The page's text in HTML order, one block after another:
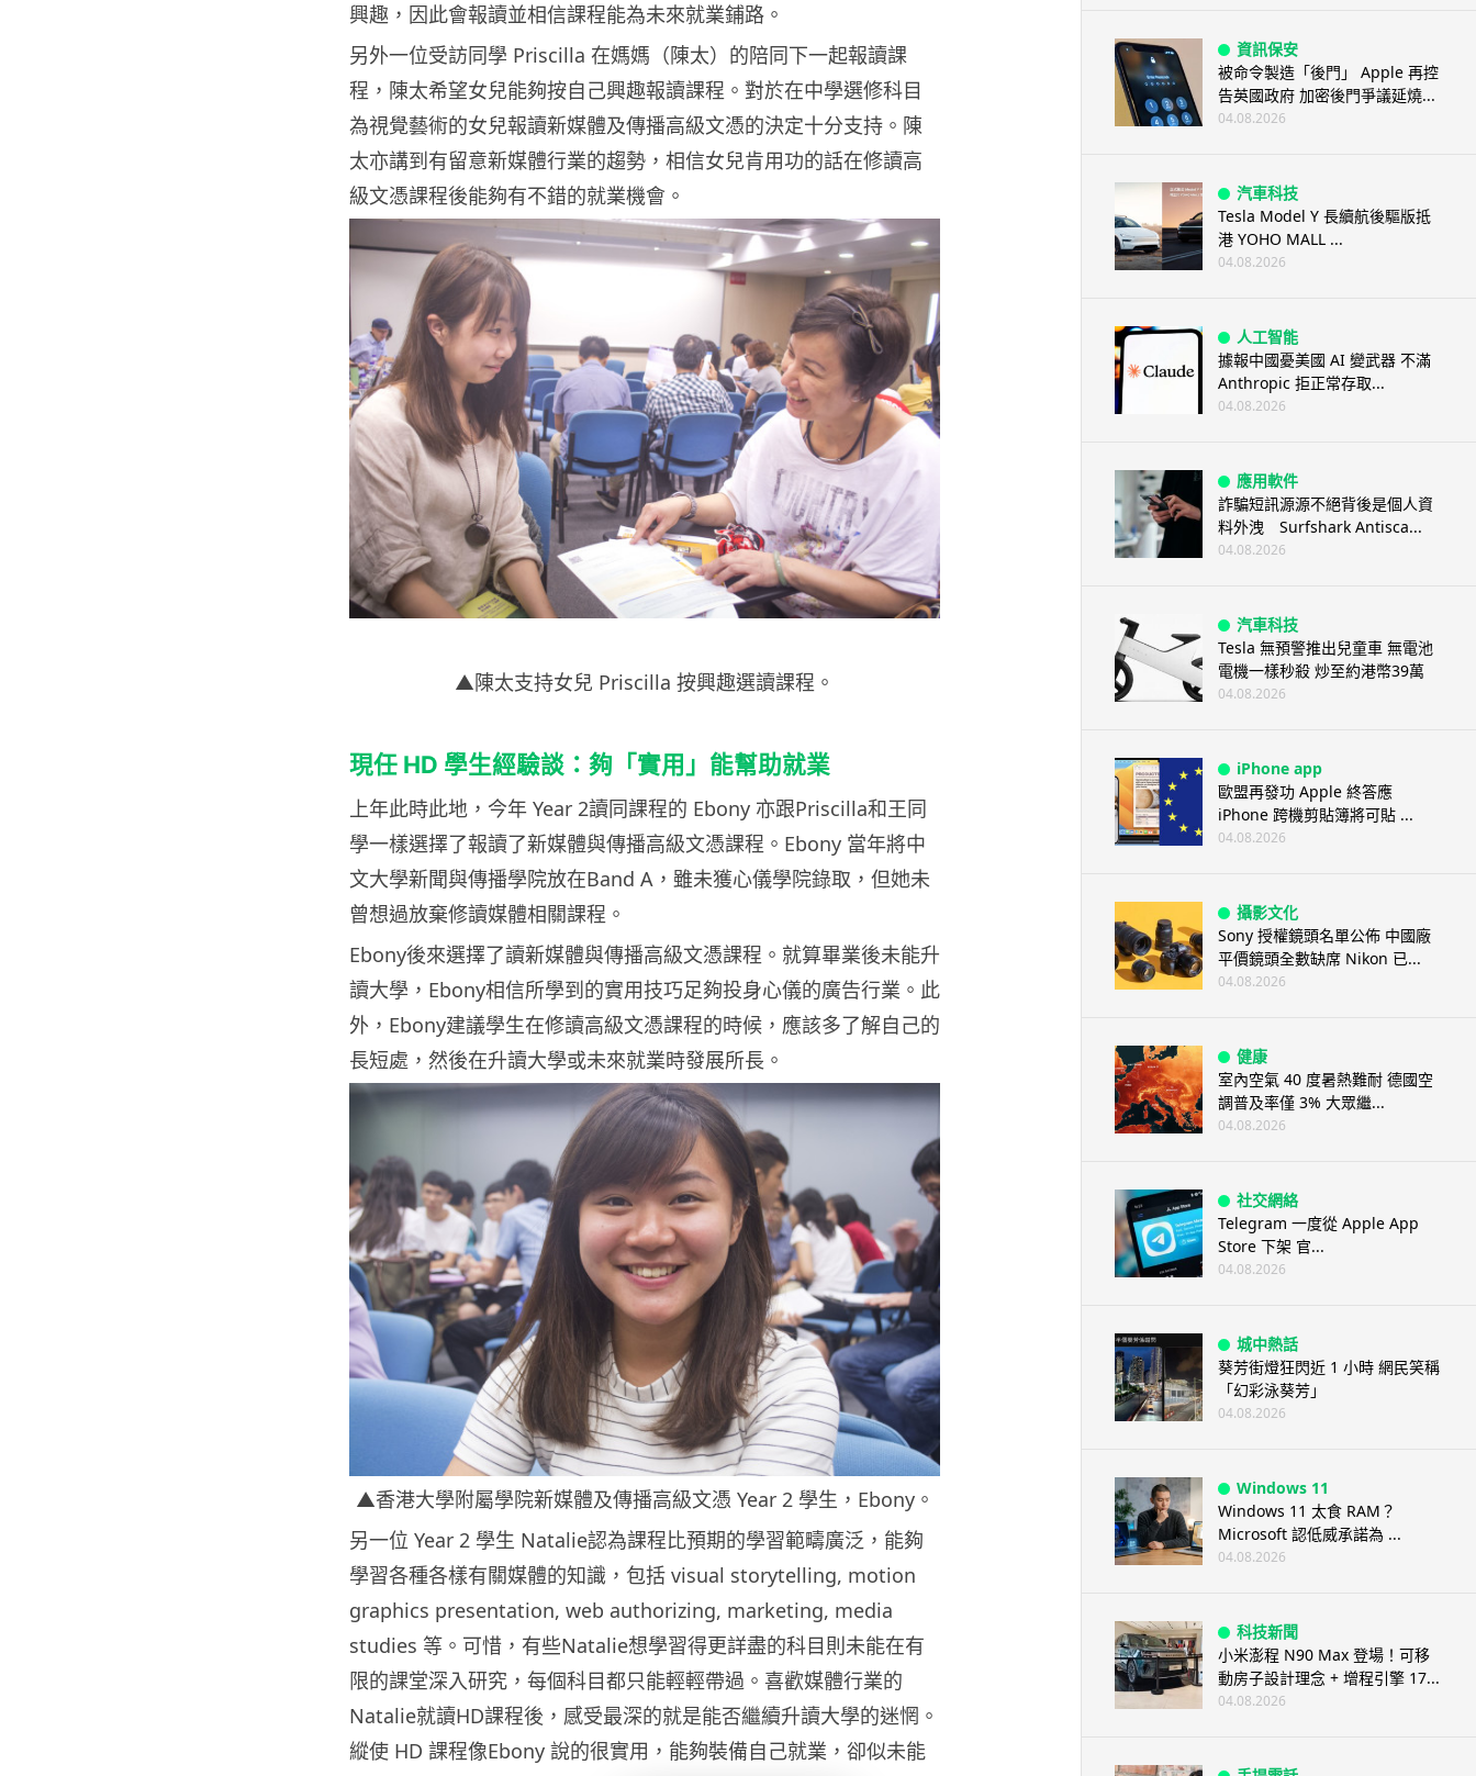
興趣，因此會報讀並相信課程能為未來就業鋪路。
另外一位受訪同學 Priscilla 在媽媽（陳太）的陪同下一起報讀課
程，陳太希望女兒能夠按自己興趣報讀課程。對於在中學選修科目
為視覺藝術的女兒報讀新媒體及傳播高級文憑的決定十分支持。陳
太亦講到有留意新媒體行業的趨勢，相信女兒肯用功的話在修讀高
級文憑課程後能夠有不錯的就業機會。
▲陳太支持女兒 Priscilla 按興趣選讀課程。
現任 HD 學生經驗談：夠「實用」能幫助就業
上年此時此地，今年 Year 2讀同課程的 Ebony 亦跟Priscilla和王同
學一樣選擇了報讀了新媒體與傳播高級文憑課程。Ebony 當年將中
文大學新聞與傳播學院放在Band A，雖未獲心儀學院錄取，但她未
曾想過放棄修讀媒體相關課程。
Ebony後來選擇了讀新媒體與傳播高級文憑課程。就算畢業後未能升
讀大學，Ebony相信所學到的實用技巧足夠投身心儀的廣告行業。此
外，Ebony建議學生在修讀高級文憑課程的時候，應該多了解自己的
長短處，然後在升讀大學或未來就業時發展所長。
▲香港大學附屬學院新媒體及傳播高級文憑 Year 2 學生，Ebony。
另一位 Year 2 學生 Natalie認為課程比預期的學習範疇廣泛，能夠
學習各種各樣有關媒體的知識，包括 visual storytelling, motion
graphics presentation, web authorizing, marketing, media
studies 等。可惜，有些Natalie想學習得更詳盡的科目則未能在有
限的課堂深入研究，每個科目都只能輕輕帶過。喜歡媒體行業的
Natalie就讀HD課程後，感受最深的就是能否繼續升讀大學的迷惘。
縱使 HD 課程像Ebony 說的很實用，能夠裝備自己就業，卻似未能
資訊保安
被命令製造「後門」 Apple 再控
告英國政府 加密後門爭議延燒...
04.08.2026
汽車科技
Tesla Model Y 長續航後驅版抵
港 YOHO MALL ...
04.08.2026
人工智能
據報中國憂美國 AI 變武器 不滿
Anthropic 拒正常存取...
04.08.2026
應用軟件
詐騙短訊源源不絕背後是個人資
料外洩 Surfshark Antisca...
04.08.2026
汽車科技
Tesla 無預警推出兒童車 無電池
電機一樣秒殺 炒至約港幣39萬
04.08.2026
iPhone app
歐盟再發功 Apple 終答應
iPhone 跨機剪貼簿將可貼 ...
04.08.2026
攝影文化
Sony 授權鏡頭名單公佈 中國廠
平價鏡頭全數缺席 Nikon 已...
04.08.2026
健康
室內空氣 40 度暑熱難耐 德國空
調普及率僅 3% 大眾繼...
04.08.2026
社交網絡
Telegram 一度從 Apple App
Store 下架 官...
04.08.2026
城中熱話
葵芳街燈狂閃近 1 小時 網民笑稱
「幻彩泳葵芳」
04.08.2026
Windows 11
Windows 11 太食 RAM？
Microsoft 認低威承諾為 ...
04.08.2026
科技新聞
小米澎程 N90 Max 登場！可移
動房子設計理念 + 增程引擎 17...
04.08.2026